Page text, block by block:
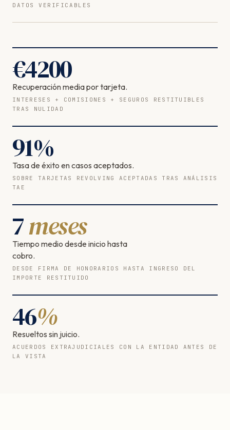
DATOS VERIFICABLES
€4200
Recuperación media por tarjeta.
INTERESES + COMISIONES + SEGUROS RESTITUIBLES
TRAS NULIDAD
91%
Tasa de éxito en casos aceptados.
SOBRE TARJETAS REVOLVING ACEPTADAS TRAS ANÁLISIS
TAE
7meses
Tiempo medio desde inicio hasta
cobro.
DESDE FIRMA DE HONORARIOS HASTA INGRESO DEL
IMPORTE RESTITUIDO
46%
Resueltos sin juicio.
ACUERDOS EXTRAJUDICIALES CON LA ENTIDAD ANTES DE
LA VISTA